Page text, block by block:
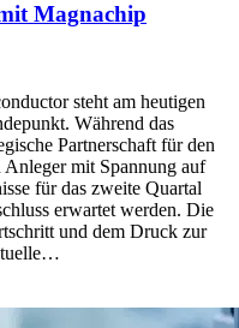
Magnachip
steht am heutigen
Während das
Partnerschaft für den
mit Spannung auf
für das zweite Quartal
erwartet werden. Die
und dem Druck zur